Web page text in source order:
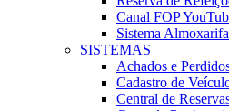
Canal FOP
Sistema
SISTEMAS
Achados e
Cadastro de
Central de